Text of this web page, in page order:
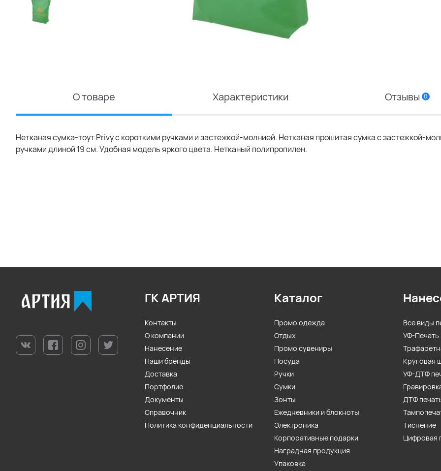
О товаре Характеристики Отзывы 0
Нетканая сумка-тоут Privy с короткими ручками и застежкой-молнией. Нетканая прошитая сумка с застежкой-
ручками длиной 19 см. Удобная модель яркого цвета. Нетканый полипропилен.
ГК АРТИЯ
Контакты
О компании
Нанесение
Наши бренды
Доставка
Портфолио
Документы
Справочник
Политика конфиденциальности
Каталог
Промо одежда
Отдых
Промо сувениры
Посуда
Ручки
Сумки
Зонты
Ежедневники и блокноты
Электроника
Корпоративные подарки
Наградная продукция
Упаковка
Все виды
УФ-Печать
Круговая
УФ-ДТФ
ДТФ
Тиснение
Цифровая